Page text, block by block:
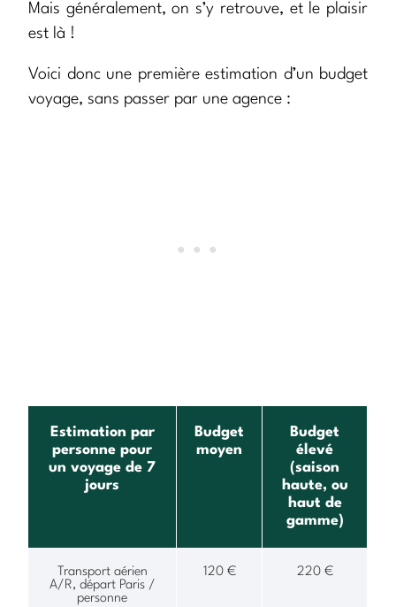
Mais généralement, on s’y retrouve, et le plaisir
est là !
Voici donc une première estimation d’un budget
voyage, sans passer par une agence :
Estimation par
personne pour
un voyage de 7
jours
Budget
moyen
Budget
élevé
(saison
haute, ou
haut de
gamme)
Transport aérien
A/R, départ Paris /
personne
120 € 220 €